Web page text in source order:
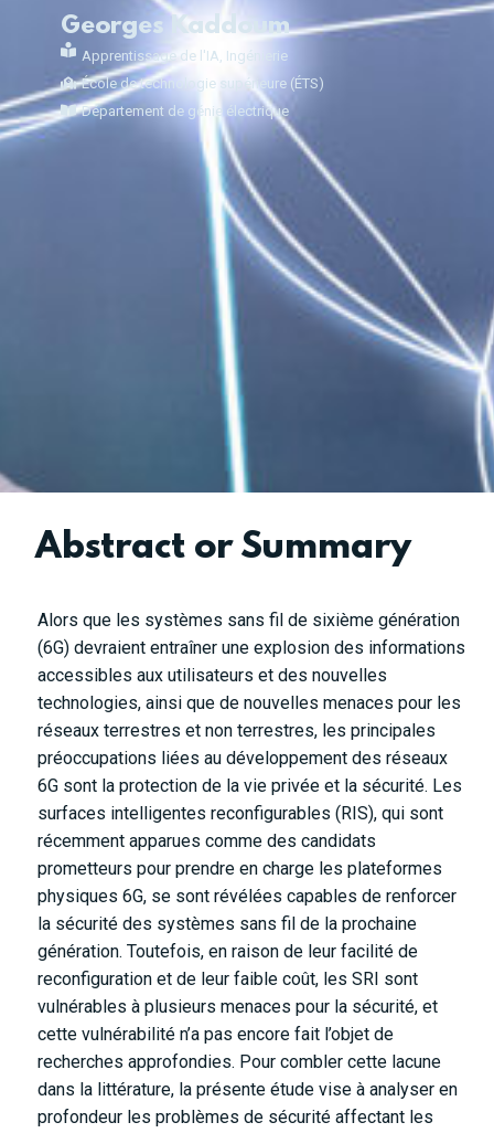
Georges Kaddoum
Apprentissage de l'IA, Ingénierie
École de technologie supérieure (ÉTS)
Département de génie électrique
Abstract or Summary
Alors que les systèmes sans fil de sixième génération
(6G) devraient entraîner une explosion des informations
accessibles aux utilisateurs et des nouvelles
technologies, ainsi que de nouvelles menaces pour les
réseaux terrestres et non terrestres, les principales
préoccupations liées au développement des réseaux
6G sont la protection de la vie privée et la sécurité. Les
surfaces intelligentes reconfigurables (RIS), qui sont
récemment apparues comme des candidats
prometteurs pour prendre en charge les plateformes
physiques 6G, se sont révélées capables de renforcer
la sécurité des systèmes sans fil de la prochaine
génération. Toutefois, en raison de leur facilité de
reconfiguration et de leur faible coût, les SRI sont
vulnérables à plusieurs menaces pour la sécurité, et
cette vulnérabilité n’a pas encore fait l’objet de
recherches approfondies. Pour combler cette lacune
dans la littérature, la présente étude vise à analyser en
profondeur les problèmes de sécurité affectant les